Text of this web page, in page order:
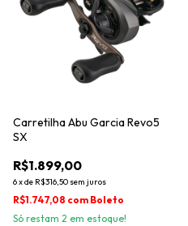
Carretilha Abu Garcia Revo5
SX
R$1.899,00
6xde R$316,50 sem juros
R$1.747,08 com Boleto
Só restam 2 em estoque!